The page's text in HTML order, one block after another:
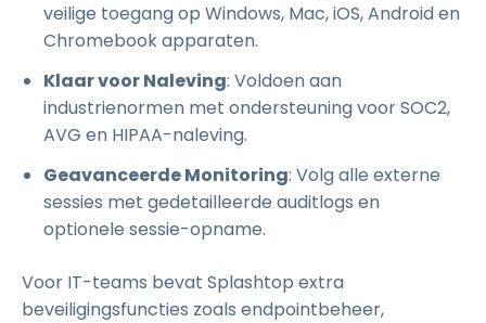
veilige toegang op Windows, Mac, iOS, Android en
Chromebook apparaten.
Klaar voor Naleving: Voldoen aan
industrienormen met ondersteuning voor SOC2,
AVG en HIPAA-naleving.
Geavanceerde Monitoring: Volg alle externe
sessies met gedetailleerde auditlogs en
optionele sessie-opname.
Voor IT-teams bevat Splashtop extra
beveiligingsfuncties zoals endpointbeheer,